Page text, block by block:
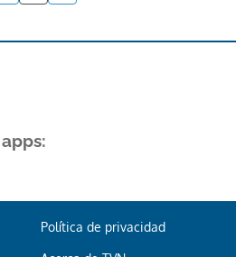
Política de privacidad